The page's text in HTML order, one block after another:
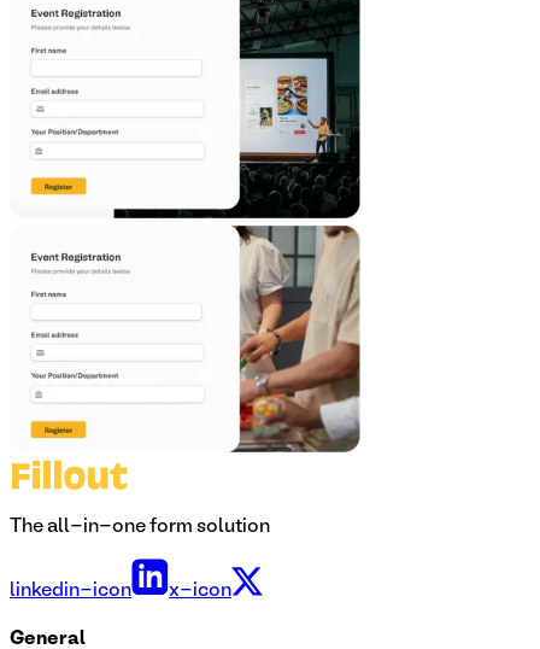
The all-in-one form solution
linkedin-icon x-icon
General